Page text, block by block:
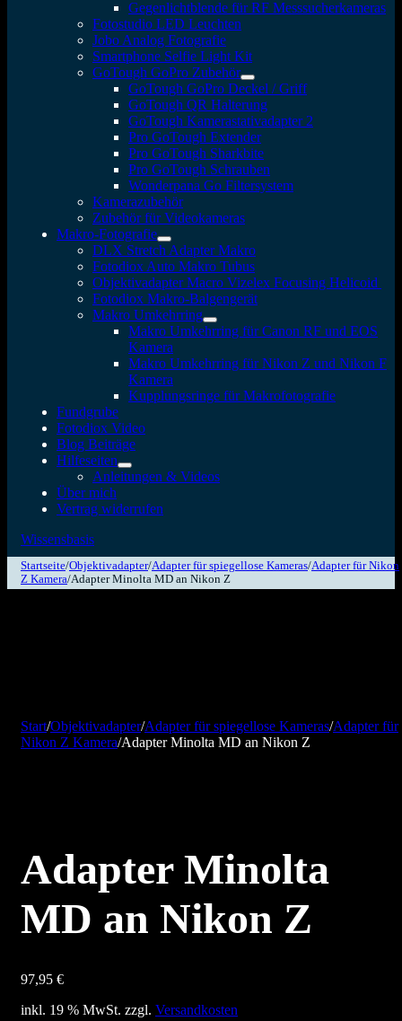
Gegenlichtblende für RF Messsucherkameras
Fotostudio LED Leuchten
Jobo Analog Fotografie
Smartphone Selfie Light Kit
GoTough GoPro Zubehör
GoTough GoPro Deckel / Griff
GoTough QR Halterung
GoTough Kamerastativadapter 2
Pro GoTough Extender
Pro GoTough Sharkbite
Pro GoTough Schrauben
Wonderpana Go Filtersystem
Kamerazubehör
Zubehör für Videokameras
Makro-Fotografie
DLX Stretch Adapter Makro
Fotodiox Auto Makro Tubus
Objektivadapter Macro Vizelex Focusing Helicoid
Fotodiox Makro-Balgengerät
Makro Umkehrring
Makro Umkehrring für Canon RF und EOS
Kamera
Makro Umkehrring für Nikon Z und Nikon F
Kamera
Kupplungsringe für Makrofotografie
Fundgrube
Fotodiox Video
Blog Beiträge
Hilfeseiten
Anleitungen & Videos
Über mich
Vertrag widerrufen
Wissensbasis
Startseite/Objektivadapter/Adapter für spiegellose Kameras/Adapter für Nikon
Z Kamera/Adapter Minolta MD an Nikon Z
Start/Objektivadapter/Adapter für spiegellose Kameras/Adapter für
Nikon Z Kamera/Adapter Minolta MD an Nikon Z
Adapter Minolta
MD an Nikon Z
97,95 €
inkl. 19 % MwSt. zzgl. Versandkosten